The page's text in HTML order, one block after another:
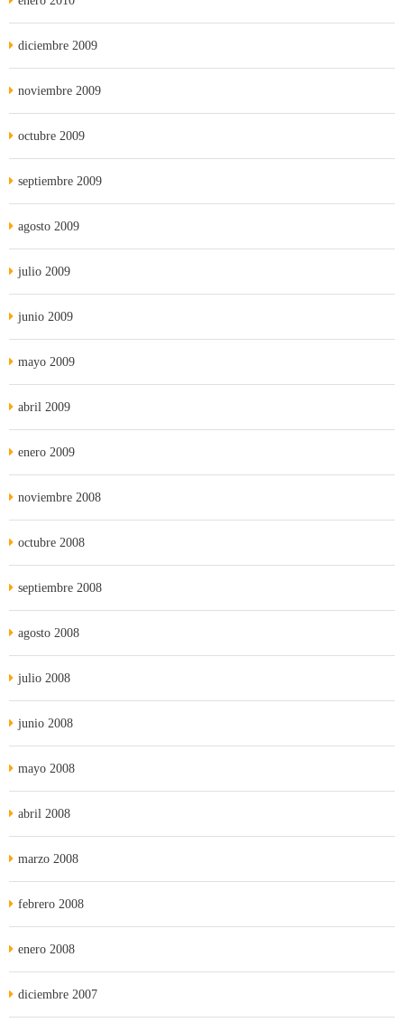
diciembre 2009
noviembre 2009
octubre 2009
septiembre 2009
agosto 2009
julio 2009
junio 2009
mayo 2009
abril 2009
enero 2009
noviembre 2008
octubre 2008
septiembre 2008
agosto 2008
julio 2008
junio 2008
mayo 2008
abril 2008
marzo 2008
febrero 2008
enero 2008
diciembre 2007